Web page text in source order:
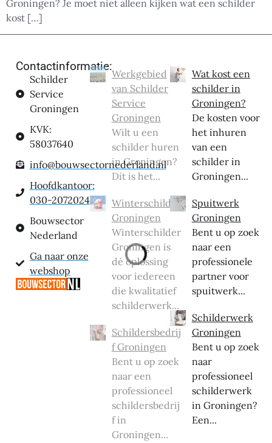
Groningen? Je moet niet alleen kijken wat een schilder
kost […]
Contactinformatie:
Schilder
Service
Groningen
KVK:
58037640
info@bouwsectornederland.nl
Hoofdkantoor:
030-2072024
Bouwsector
Nederland
Ga naar onze
webshop
Werkgebied
van Schilder
Service
Groningen
Wilt u een
schilder huren
in Groningen?
Dit is het...
Winterschilder
Groningen
Winterschilder
Groningen is
dé oplossing
voor iedereen
die kwalitatief
schilderwerk...
Schildersbedrij
f Groningen
Bent u op zoek
naar een
professioneel
schildersbedrij
f in
Groningen...
Wat kost een
schilder in
Groningen?
De kosten voor
het inhuren
van een
schilder in
Groningen...
Spuitwerk
Groningen
Bent u op zoek
naar een
professionele
partner voor
spuitwerk...
Schilderwerk
Groningen
Bent u op zoek
naar
professioneel
schilderwerk
in Groningen?
Een...